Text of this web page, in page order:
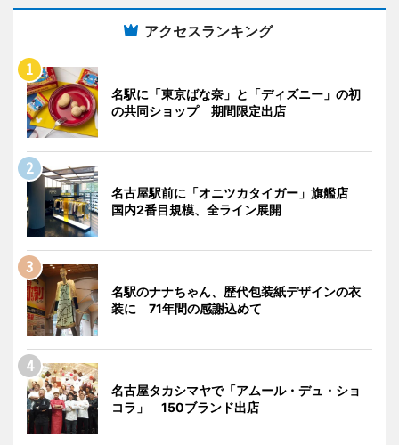
アクセスランキング
名駅に「東京ばな奈」と「ディズニー」の初
の共同ショップ 期間限定出店
名古屋駅前に「オニツカタイガー」旗艦店
国内2番目規模、全ライン展開
名駅のナナちゃん、歴代包装紙デザインの衣
装に 71年間の感謝込めて
名古屋タカシマヤで「アムール・デュ・ショ
コラ」 150ブランド出店